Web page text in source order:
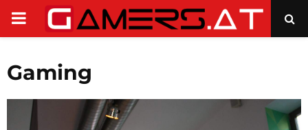
PRIMARY
Gaming